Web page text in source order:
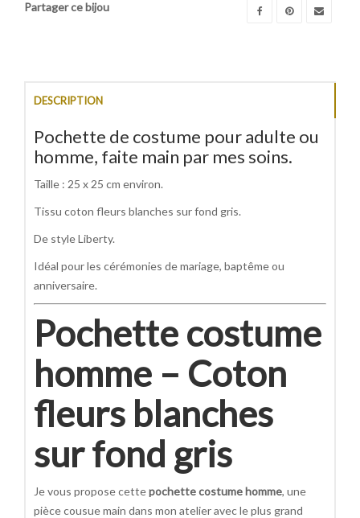
Partager ce bijou
DESCRIPTION
Pochette de costume pour adulte ou
homme, faite main par mes soins.
Taille : 25 x 25 cm environ.
Tissu coton fleurs blanches sur fond gris.
De style Liberty.
Idéal pour les cérémonies de mariage, baptême ou
anniversaire.
Pochette costume
homme – Coton
fleurs blanches
sur fond gris
Je vous propose cettepochette costume homme, une
pièce cousue main dans mon atelier avec le plus grand